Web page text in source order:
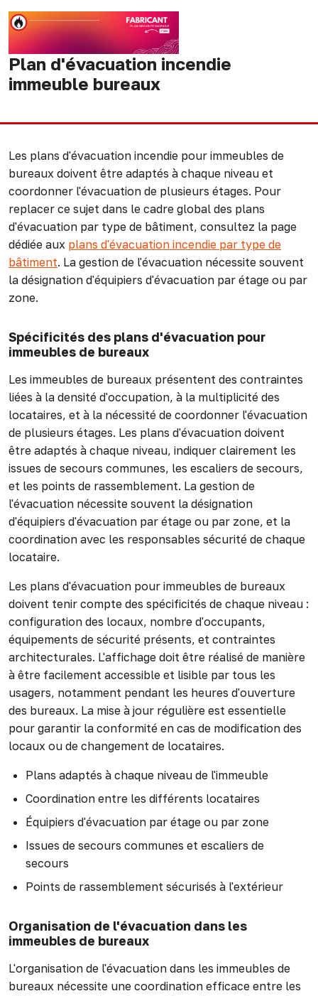
Plan d'évacuation incendie
immeuble bureaux
Les plans d'évacuation incendie pour immeubles de
bureaux doivent être adaptés à chaque niveau et
coordonner l'évacuation de plusieurs étages. Pour
replacer ce sujet dans le cadre global des plans
d'évacuation par type de bâtiment, consultez la page
dédiée aux plans d'évacuation incendie par type de
bâtiment. La gestion de l'évacuation nécessite souvent
la désignation d'équipiers d'évacuation par étage ou par
zone.
Spécificités des plans d'évacuation pour
immeubles de bureaux
Les immeubles de bureaux présentent des contraintes
liées à la densité d'occupation, à la multiplicité des
locataires, et à la nécessité de coordonner l'évacuation
de plusieurs étages. Les plans d'évacuation doivent
être adaptés à chaque niveau, indiquer clairement les
issues de secours communes, les escaliers de secours,
et les points de rassemblement. La gestion de
l'évacuation nécessite souvent la désignation
d'équipiers d'évacuation par étage ou par zone, et la
coordination avec les responsables sécurité de chaque
locataire.
Les plans d'évacuation pour immeubles de bureaux
doivent tenir compte des spécificités de chaque niveau :
configuration des locaux, nombre d'occupants,
équipements de sécurité présents, et contraintes
architecturales. L'affichage doit être réalisé de manière
à être facilement accessible et lisible par tous les
usagers, notamment pendant les heures d'ouverture
des bureaux. La mise à jour régulière est essentielle
pour garantir la conformité en cas de modification des
locaux ou de changement de locataires.
Plans adaptés à chaque niveau de l'immeuble
Coordination entre les différents locataires
Équipiers d'évacuation par étage ou par zone
Issues de secours communes et escaliers de
secours
Points de rassemblement sécurisés à l'extérieur
Organisation de l'évacuation dans les
immeubles de bureaux
L'organisation de l'évacuation dans les immeubles de
bureaux nécessite une coordination efficace entre les